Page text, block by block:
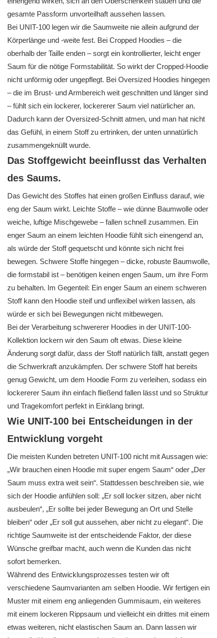
gesamte Passform unvorteilhaft aussehen lassen.
Bei UNIT-100 legen wir die Saumweite nie allein aufgrund der
Körperlänge und -weite fest. Bei Cropped Hoodies – die
oberhalb der Taille enden – sorgt ein kontrollierter, leicht enger
Saum für die nötige Formstabilität. So wirkt der Cropped-Hoodie
nicht unförmig oder ungepflegt. Bei Oversized Hoodies hingegen
– die im Brust- und Armbereich weit geschnitten und länger sind
– fühlt sich ein lockerer, lockererer Saum viel natürlicher an.
Dadurch kann der Oversized-Schnitt atmen, und man hat nicht
das Gefühl, in einem Stoff zu ertrinken, der unten unnatürlich
zusammengeknüllt wurde.
Das Stoffgewicht beeinflusst das Verhalten
des Saums.
Das Gewicht des Stoffes hat einen großen Einfluss darauf, wie
eng der Saum wirkt. Leichte Stoffe – wie dünne Baumwolle oder
weiche, luftige Mischgewebe – fallen schnell zusammen. Ein
enger Saum an einem leichten Hoodie fühlt sich einengend an,
als würde der Stoff gequetscht und könnte sich nicht frei
bewegen. Schwere Stoffe hingegen – dicke, robuste Baumwolle,
die formstabil ist – benötigen keinen engen Saum, um ihre Form
zu behalten. Im Gegenteil: Ein enger Saum an einem schweren
Stoff kann den Hoodie steif und unflexibel wirken lassen, als
würde er sich bei Bewegungen nicht mitbewegen.
Bei der Verarbeitung schwererer Hoodies in der UNIT-100-
Kollektion lockern wir den Saum oft etwas. Diese kleine
Änderung sorgt dafür, dass der Stoff natürlich fällt, anstatt gegen
die Schwerkraft anzukämpfen. Der schwere Stoff hat bereits
genug Gewicht, um dem Hoodie Form zu verleihen, sodass ein
lockererer Saum ihn einfach fließend fallen lässt und so Struktur
und Tragekomfort perfekt in Einklang bringt.
Wie UNIT-100 bei Entscheidungen in der
Entwicklung vorgeht
Die meisten Kunden betreten UNIT-100 nicht mit Aussagen wie:
„Wir brauchen einen Hoodie mit super engem Saum“ oder „Der
Saum muss extra weit sein“. Stattdessen beschreiben sie, wie
sich der Hoodie anfühlen soll: „Er soll locker sitzen, aber nicht
ausbeulen“, „Er sollte bei jeder Bewegung an Ort und Stelle
bleiben“ oder „Er soll gut aussehen, aber nicht zu elegant“. Die
richtige Saumweite ist der entscheidende Faktor, der diese
Wünsche greifbar macht, auch wenn die Kunden das nicht
sofort bemerken.
Während des Entwicklungsprozesses testen wir oft
verschiedene Saumvarianten am selben Hoodie. Wir fertigen ein
Muster mit einem eng anliegenden Gummisaum, ein weiteres
mit einem lockeren Rippsaum und vielleicht ein drittes mit einem
etwas weiteren, nicht elastischen Saum an. Dann lassen wir